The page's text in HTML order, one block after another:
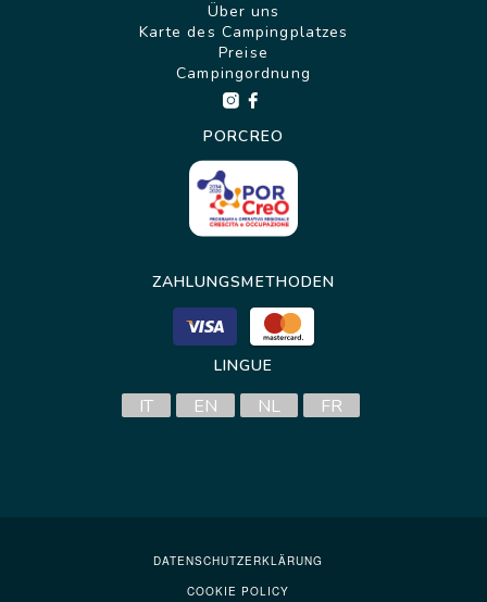
Über uns
Karte des Campingplatzes
Preise
Campingordnung
PORCREO
ZAHLUNGSMETHODEN
LINGUE
IT EN NL FR
DATENSCHUTZERKLÄRUNG
COOKIE POLICY